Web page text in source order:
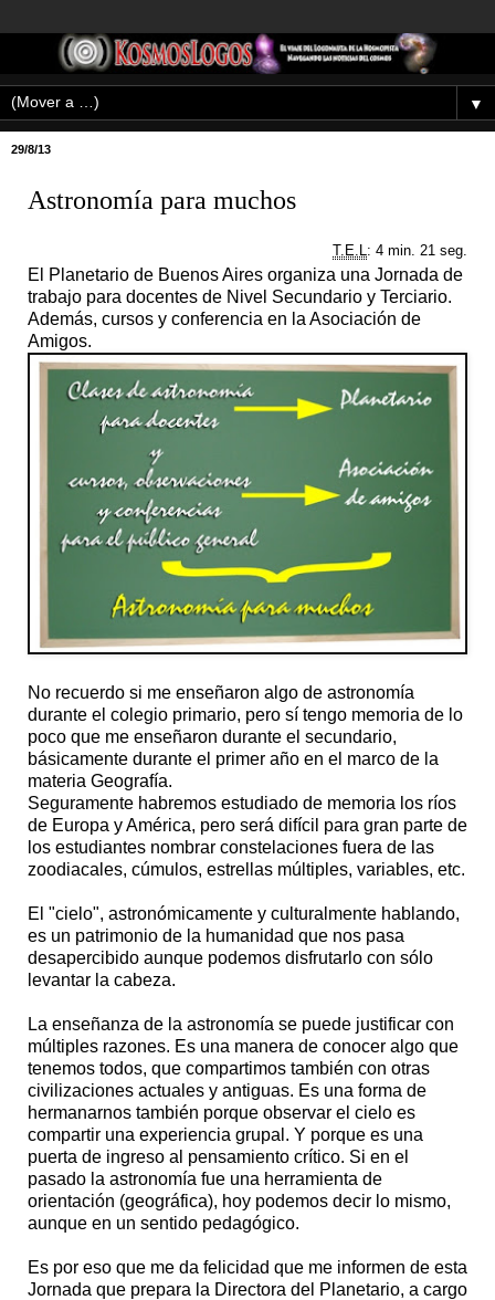
▼
29/8/13
Astronomía para muchos
T.E.L : 4 min. 21 seg.
El Planetario de Buenos Aires organiza una Jornada de
trabajo para docentes de Nivel Secundario y Terciario.
Además, cursos y conferencia en la Asociación de
Amigos.
No recuerdo si me enseñaron algo de astronomía
durante el colegio primario, pero sí tengo memoria de lo
poco que me enseñaron durante el secundario,
básicamente durante el primer año en el marco de la
materia Geografía.
Seguramente habremos estudiado de memoria los ríos
de Europa y América, pero será difícil para gran parte de
los estudiantes nombrar constelaciones fuera de las
zoodiacales, cúmulos, estrellas múltiples, variables, etc.
El "cielo", astronómicamente y culturalmente hablando,
es un patrimonio de la humanidad que nos pasa
desapercibido aunque podemos disfrutarlo con sólo
levantar la cabeza.
La enseñanza de la astronomía se puede justificar con
múltiples razones. Es una manera de conocer algo que
tenemos todos, que compartimos también con otras
civilizaciones actuales y antiguas. Es una forma de
hermanarnos también porque observar el cielo es
compartir una experiencia grupal. Y porque es una
puerta de ingreso al pensamiento crítico. Si en el
pasado la astronomía fue una herramienta de
orientación (geográfica), hoy podemos decir lo mismo,
aunque en un sentido pedagógico.
Es por eso que me da felicidad que me informen de esta
Jornada que prepara la Directora del Planetario, a cargo